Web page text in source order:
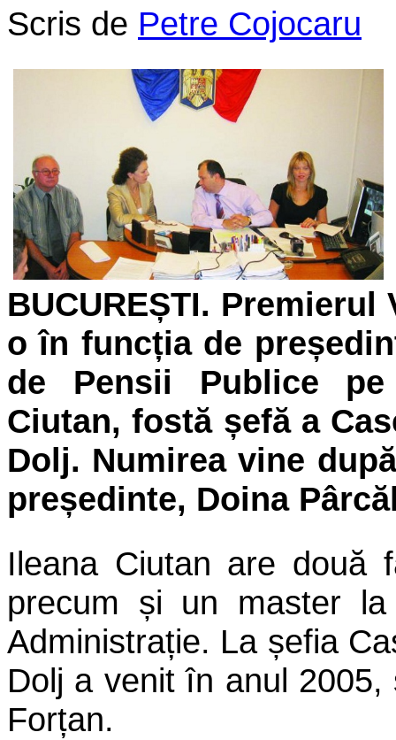
Scris de Petre Cojocaru
BUCUREȘTI.
o în funcția de
de Pensii Publice pe
Ciutan, fostă șefă a
Dolj. Numirea vine
președinte, Doina
Ileana Ciutan are două
precum și un master
Administrație. La șefia
Dolj a venit în anul
Forțan.